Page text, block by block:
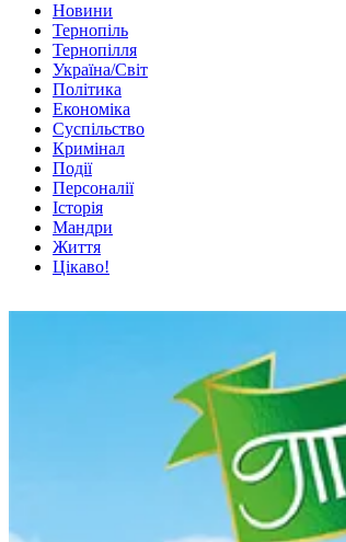
Новини
Тернопіль
Тернопілля
Україна/Світ
Політика
Економіка
Суспільство
Кримінал
Події
Персоналії
Історія
Мандри
Життя
Цікаво!